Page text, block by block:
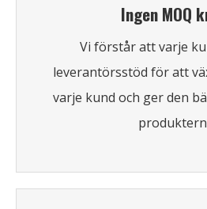
Ingen MOQ
Vi förstår att varje
leverantörsstöd för att
varje kund och ger den